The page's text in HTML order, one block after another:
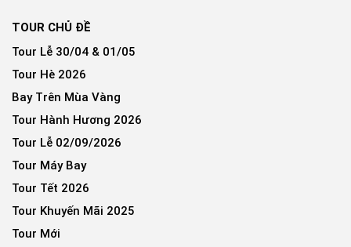
TOUR CHỦ ĐỀ
Tour Lễ 30/04 & 01/05
Tour Hè 2026
Bay Trên Mùa Vàng
Tour Hành Hương 2026
Tour Lễ 02/09/2026
Tour Máy Bay
Tour Tết 2026
Tour Khuyến Mãi 2025
Tour Mới